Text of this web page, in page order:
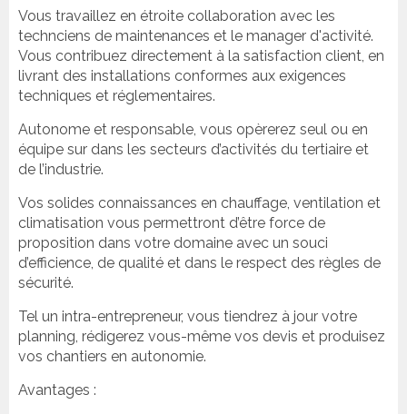
Vous travaillez en étroite collaboration avec les
technciens de maintenances et le manager d'activité.
Vous contribuez directement à la satisfaction client, en
livrant des installations conformes aux exigences
techniques et réglementaires.
Autonome et responsable, vous opèrerez seul ou en
équipe sur dans les secteurs d’activités du tertiaire et
de l’industrie.
Vos solides connaissances en chauffage, ventilation et
climatisation vous permettront d’être force de
proposition dans votre domaine avec un souci
d’efficience, de qualité et dans le respect des règles de
sécurité.
Tel un intra-entrepreneur, vous tiendrez à jour votre
planning, rédigerez vous-même vos devis et produisez
vos chantiers en autonomie.
Avantages :